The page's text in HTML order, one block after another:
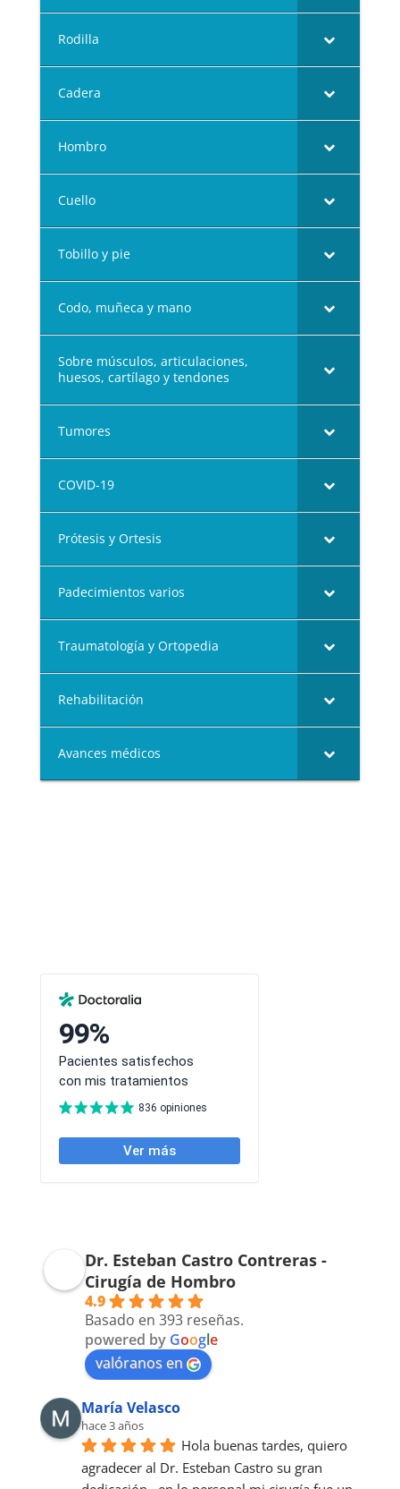
Rodilla
Cadera
Hombro
Cuello
Tobillo y pie
Codo, muñeca y mano
Sobre músculos, articulaciones,
huesos, cartílago y tendones
Tumores
COVID-19
Prótesis y Ortesis
Padecimientos varios
Traumatología y Ortopedia
Rehabilitación
Avances médicos
Dr. Esteban Castro Contreras -
Cirugía de Hombro
4.9
Basado en 393 reseñas.
powered by Google
valóranos en
María Velasco
hace 3 años
Hola buenas tardes, quiero
agradecer al Dr. Esteban Castro su gran